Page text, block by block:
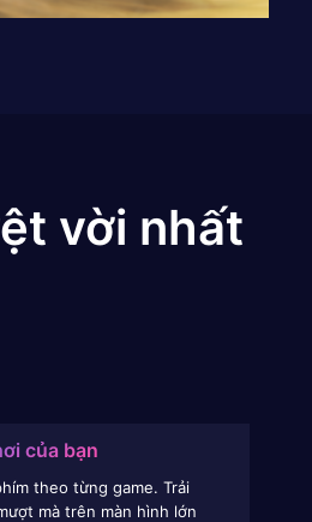
vời nhất
của bạn
theo từng game. Trải
mà trên màn hình lớn